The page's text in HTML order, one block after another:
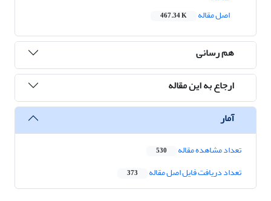
اصل مقاله
467.34 K
هم رسانی
ارجاع به این مقاله
آمار
تعداد مشاهده مقاله 530
تعداد دریافت فایل اصل مقاله 373